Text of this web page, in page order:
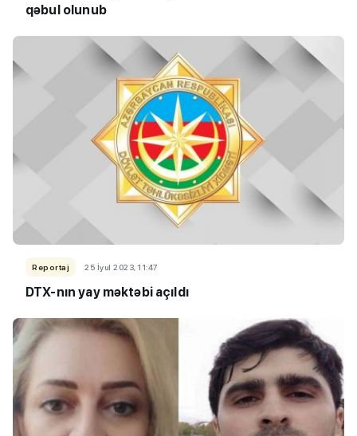
qəbul olunub
Reportaj 25 İyul 2023, 11:47
DTX-nın yay məktəbi açıldı